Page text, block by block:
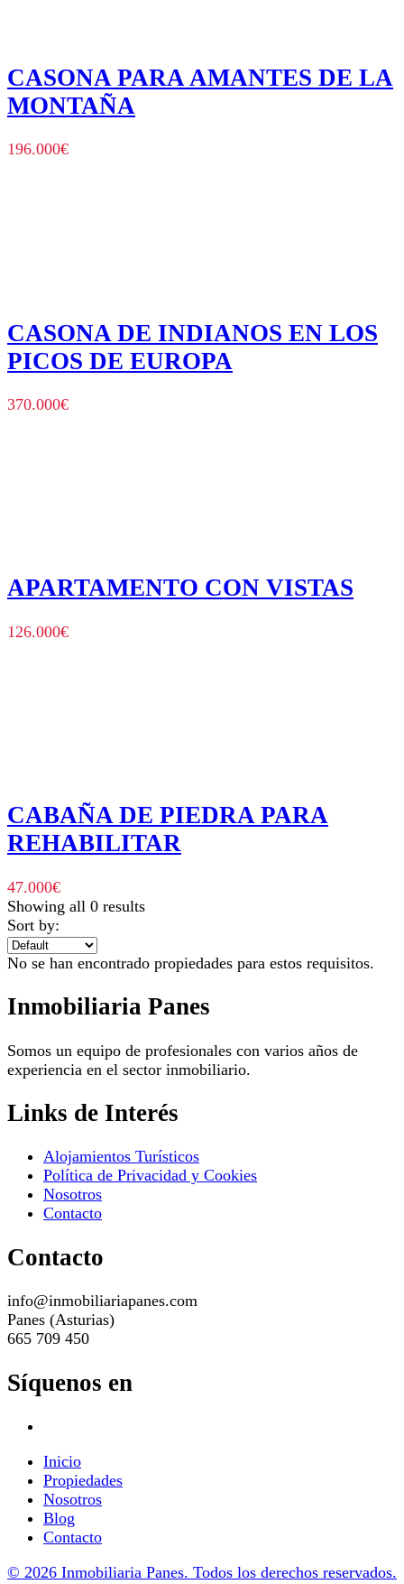
CASONA PARA AMANTES DE LA
MONTAÑA
196.000€
CASONA DE INDIANOS EN LOS
PICOS DE EUROPA
370.000€
APARTAMENTO CON VISTAS
126.000€
CABAÑA DE PIEDRA PARA
REHABILITAR
47.000€
Showing all 0 results
Sort by:
No se han encontrado propiedades para estos requisitos.
Inmobiliaria Panes
Somos un equipo de profesionales con varios años de
experiencia en el sector inmobiliario.
Links de Interés
Alojamientos Turísticos
Política de Privacidad y Cookies
Nosotros
Contacto
Contacto
info@inmobiliariapanes.com
Panes (Asturias)
665 709 450
Síquenos en
Inicio
Propiedades
Nosotros
Blog
Contacto
© 2026 Inmobiliaria Panes. Todos los derechos reservados.